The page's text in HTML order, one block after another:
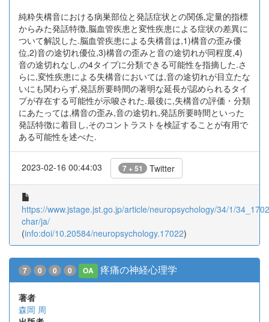
純粋失構音における病巣部位と発話症状との関係,定量的指標
からみた発話特徴,脳血管疾患と変性疾患による症状の差異に
ついて解説した.脳血管疾患による失構音は,1)構音の歪み優
位,2)音の途切れ優位,3)構音の歪みと音の途切れが同程度,4)
音の途切れなし,の4タイプに分類できる可能性を指摘した.さ
らに,変性疾患による失構音においては,音の途切れが目立たな
いにも関わらず,発話所要時間の著明な延長が認められるタイ
プが存在する可能性が示唆された.最後に,失構音の評価・分類
にあたっては,構音の歪み,音の途切れ,発話所要時間といった
発話特徴に着目し,そのコントラストを検証することが有用で
ある可能性を述べた.
2023-02-16 00:44:03 7 + 51 Twitter
https://www.jstage.jst.go.jp/article/neuropsychology/34/1/
char/ja/
(info:doi/10.20584/neuropsychology.17022)
7 0 0 0 OA 疼痛の神経心理学
著者
森岡 周